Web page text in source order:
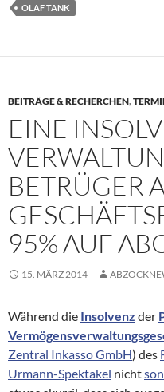
OLAF TANK
BEITRÄGE & RECHERCHEN,
EINE
BETRÜGER
95% AUF
15. MÄRZ 2014
Während die Insolvenz der
Zentral Inkasso GmbH) des
Urmann-Spektakel nicht